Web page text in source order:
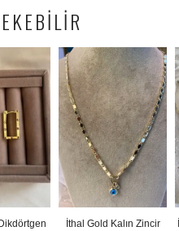
Gold Kalın Zincir
İthal Gold